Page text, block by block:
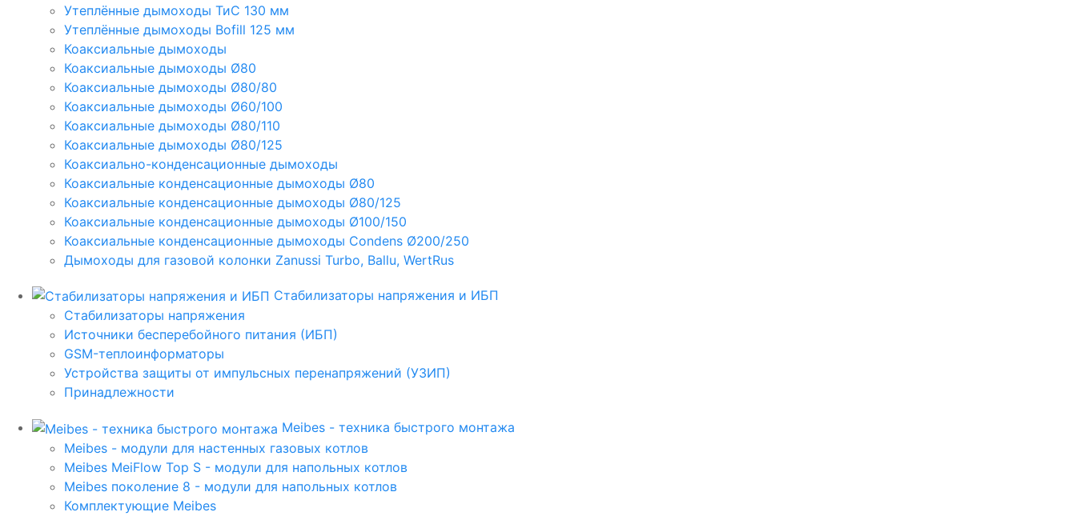
Утеплённые дымоходы ТиС 130 мм
Утеплённые дымоходы Bofill 125 мм
Коаксиальные дымоходы
Коаксиальные дымоходы Ø80
Коаксиальные дымоходы Ø80/80
Коаксиальные дымоходы Ø60/100
Коаксиальные дымоходы Ø80/110
Коаксиальные дымоходы Ø80/125
Коаксиально-конденсационные дымоходы
Коаксиальные конденсационные дымоходы Ø80
Коаксиальные конденсационные дымоходы Ø80/125
Коаксиальные конденсационные дымоходы Ø100/150
Коаксиальные конденсационные дымоходы Condens Ø200/250
Дымоходы для газовой колонки Zanussi Turbo, Ballu, WertRus
Стабилизаторы напряжения и ИБП
Стабилизаторы напряжения
Источники бесперебойного питания (ИБП)
GSM-теплоинформаторы
Устройства защиты от импульсных перенапряжений (УЗИП)
Принадлежности
Meibes - техника быстрого монтажа
Meibes - модули для настенных газовых котлов
Meibes MeiFlow Top S - модули для напольных котлов
Meibes поколение 8 - модули для напольных котлов
Комплектующие Meibes